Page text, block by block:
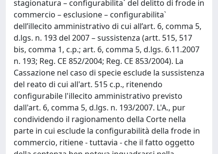
stagionatura – configurabilita` del delitto di frode in
commercio – esclusione – configurabilita`
dell’illecito amministrativo di cui all’art. 6, comma 5,
d.lgs. n. 193 del 2007 – sussistenza (artt. 515, 517
bis, comma 1, c.p.; art. 6, comma 5, d.lgs. 6.11.2007
n. 193; Reg. CE 852/2004; Reg. CE 853/2004). La
Cassazione nel caso di specie esclude la sussistenza
del reato di cui all'art. 515 c.p., ritenendo
configurabile l'illecito amministrativo previsto
dall'art. 6, comma 5, d.lgs. n. 193/2007. L'A., pur
condividendo il ragionamento della Corte nella
parte in cui esclude la configurabilità della frode in
commercio, ritiene - tuttavia - che il fatto oggetto